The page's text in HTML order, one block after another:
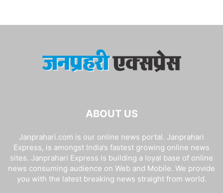
ABOUT US
Janprahari.com is our online news portal. Janprahari
Express, is amongst India’s fastest growing online news
sites. Janprahari Express is building a loyal base of online
news consuming audience on Web and Mobile. We provide
you with the latest breaking news straight from world.